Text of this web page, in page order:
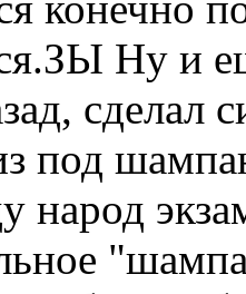
Ну и
сделал
под
народ